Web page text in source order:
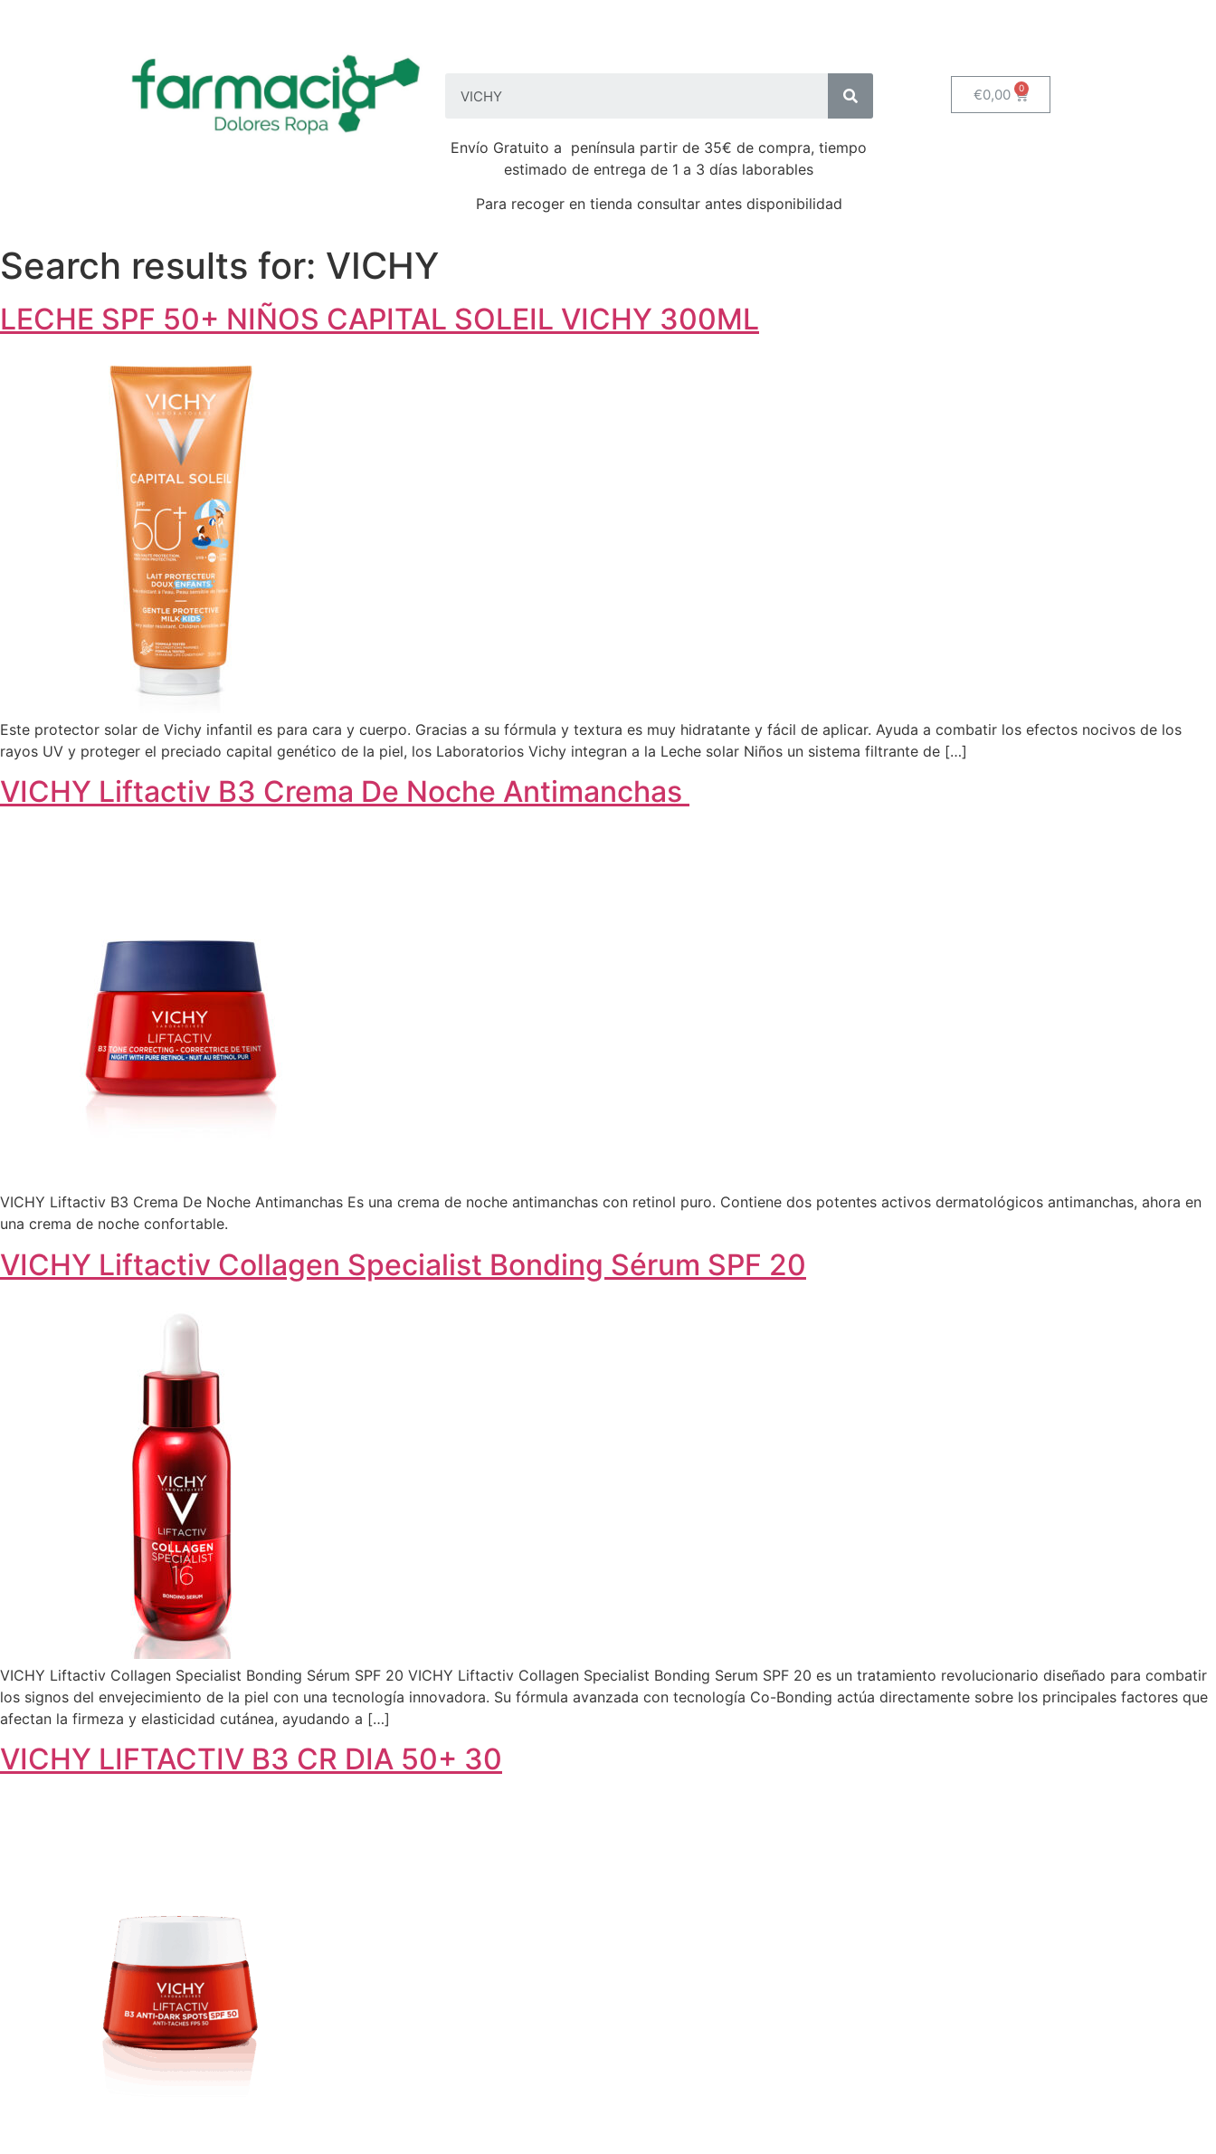
Envío Gratuito a península partir de 35€ de compra, tiempo
estimado de entrega de 1 a 3 días laborables
Para recoger en tienda consultar antes disponibilidad
€0,00
Search results for: VICHY
LECHE SPF 50+ NIÑOS CAPITAL SOLEIL VICHY 300ML
Este protector solar de Vichy infantil es para cara y cuerpo. Gracias a su fórmula y textura es muy hidratante y fácil de aplicar. Ayuda a combatir los efectos nocivos de los
rayos UV y proteger el preciado capital genético de la piel, los Laboratorios Vichy integran a la Leche solar Niños un sistema filtrante de […]
VICHY Liftactiv B3 Crema De Noche Antimanchas
VICHY Liftactiv B3 Crema De Noche Antimanchas Es una crema de noche antimanchas con retinol puro. Contiene dos potentes activos dermatológicos antimanchas, ahora en
una crema de noche confortable.
VICHY Liftactiv Collagen Specialist Bonding Sérum SPF 20
VICHY Liftactiv Collagen Specialist Bonding Sérum SPF 20 VICHY Liftactiv Collagen Specialist Bonding Serum SPF 20 es un tratamiento revolucionario diseñado para combatir
los signos del envejecimiento de la piel con una tecnología innovadora. Su fórmula avanzada con tecnología Co-Bonding actúa directamente sobre los principales factores que
afectan la firmeza y elasticidad cutánea, ayudando a […]
VICHY LIFTACTIV B3 CR DIA 50+ 30